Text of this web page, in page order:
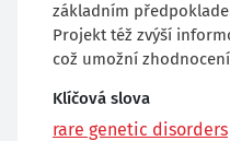
základním
Projekt též zvýší
což umožní
Klíčová slova
rare genetic disorders